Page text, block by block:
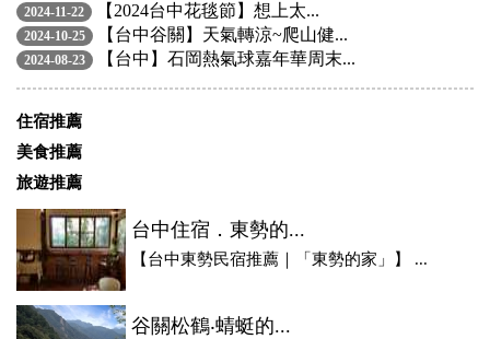
2024-11-22 【2024台中花毯節】想上太...
2024-10-25 【台中谷關】天氣轉涼~爬山健...
2024-08-23 【台中】石岡熱氣球嘉年華周末...
住宿推薦
美食推薦
旅遊推薦
台中住宿．東勢的...
【台中東勢民宿推薦｜「東勢的家」】 ...
谷關松鶴‧蜻蜓的...